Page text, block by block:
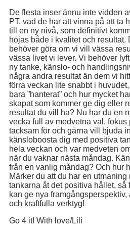
De flesta inser ännu inte vidden
PT, vad de har att vinna på att ta
till en ny nivå, som definitivt
höjas både i kvalitet och resultat.
behöver göra om vi vill vässa
vässa livet vi lever. Vi behöver
ny tanke, känslo- och
några andra resultat än dem vi
förra veckan lite snabbt i
bara ”hanterat” och hur mycket
skapat som kommer ge dig eller
resultat du vill ha? Nu har du en
vecka full av medvetna val, fokus
tacksam för och gärna vill bjuda
känsloboosta dig med positiva
hela veckan och var medveten
när du vaknar nästa måndag.
från en vanlig måndag? Och hur
Märker du att du har en utmaning
tankarna åt det positiva hållet, så
kan ge nya
och kraftfulla verktyg!
Go 4 it! With love/Lili